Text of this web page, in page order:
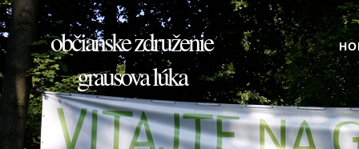
občianske združenie
grausova lúka